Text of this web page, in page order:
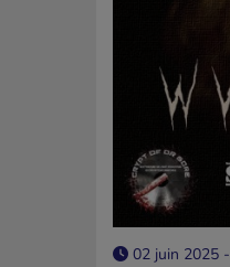
02 juin 2025 -